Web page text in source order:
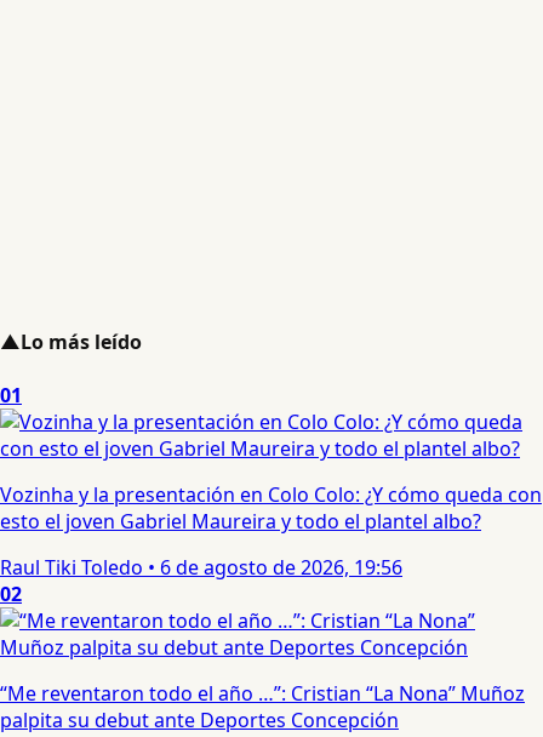
▲Lo más leído
01
Vozinha y la presentación en Colo Colo: ¿Y cómo queda con
esto el joven Gabriel Maureira y todo el plantel albo?
Raul Tiki Toledo • 6 de agosto de 2026, 19:56
02
“Me reventaron todo el año …”: Cristian “La Nona” Muñoz
palpita su debut ante Deportes Concepción